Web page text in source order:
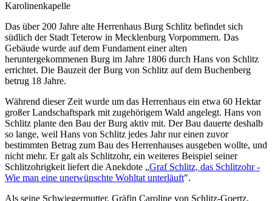
Karolinenkapelle
Das über 200 Jahre alte Herrenhaus Burg Schlitz befindet sich
südlich der Stadt Teterow in Mecklenburg Vorpommern. Das
Gebäude wurde auf dem Fundament einer alten
heruntergekommenen Burg im Jahre 1806 durch Hans von Schlitz
errichtet. Die Bauzeit der Burg von Schlitz auf dem Buchenberg
betrug 18 Jahre.
Während dieser Zeit wurde um das Herrenhaus ein etwa 60 Hektar
großer Landschaftspark mit zugehörigem Wald angelegt. Hans von
Schlitz plante den Bau der Burg aktiv mit. Der Bau dauerte deshalb
so lange, weil Hans von Schlitz jedes Jahr nur einen zuvor
bestimmten Betrag zum Bau des Herrenhauses ausgeben wollte, und
nicht mehr. Er galt als Schlitzohr, ein weiteres Beispiel seiner
Schlitzohrigkeit liefert die Anekdote „Graf Schlitz, das Schlitzohr -
Wie man eine unerwünschte Wohltat unterläuft".
Als seine Schwiegermutter, Gräfin Caroline von Schlitz-Goertz,